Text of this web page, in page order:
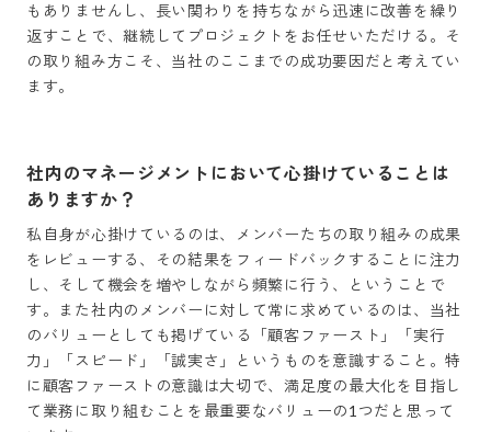
もありませんし、長い関わりを持ちながら迅速に改善を繰り
返すことで、継続してプロジェクトをお任せいただける。そ
の取り組み方こそ、当社のここまでの成功要因だと考えてい
ます。
社内のマネージメントにおいて心掛けていることは
ありますか？
私自身が心掛けているのは、メンバーたちの取り組みの成果
をレビューする、その結果をフィードバックすることに注力
し、そして機会を増やしながら頻繁に行う、ということで
す。また社内のメンバーに対して常に求めているのは、当社
のバリューとしても掲げている「顧客ファースト」「実行
力」「スピード」「誠実さ」というものを意識すること。特
に顧客ファーストの意識は大切で、満足度の最大化を目指し
て業務に取り組むことを最重要なバリューの1つだと思って